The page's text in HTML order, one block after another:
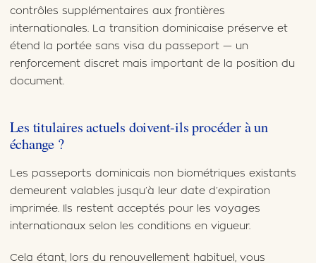
contrôles supplémentaires aux frontières
internationales. La transition dominicaise préserve et
étend la portée sans visa du passeport — un
renforcement discret mais important de la position du
document.
Les titulaires actuels doivent-ils procéder à un
échange ?
Les passeports dominicais non biométriques existants
demeurent valables jusqu’à leur date d’expiration
imprimée. Ils restent acceptés pour les voyages
internationaux selon les conditions en vigueur.
Cela étant, lors du renouvellement habituel, vous